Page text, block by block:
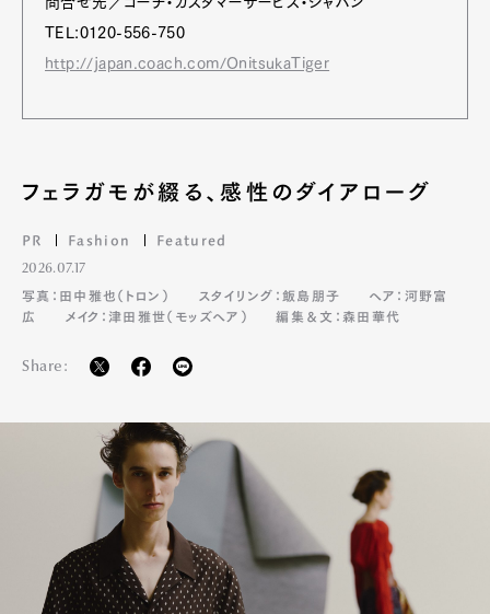
TEL:0120-556-750
http://japan.coach.com/OnitsukaTiger
フェラガモが綴る、感性のダイアローグ
PR Fashion Featured
2026.07.17
写真：田中雅也（トロン）
スタイリング：飯島朋子
ヘア：河野富
広
メイク：津田雅世（モッズヘア） 編集＆文：森田華代
Share: